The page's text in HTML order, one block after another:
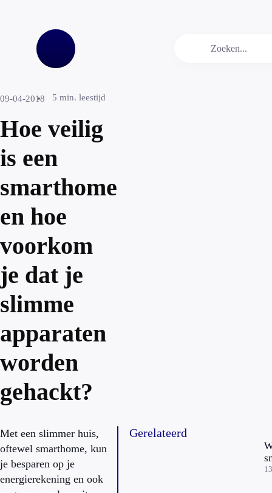
09-04-2018 5 min. leestijd
Hoe veilig
is een
smarthome
en hoe
voorkom
je dat je
slimme
apparaten
worden
gehackt?
Met een slimmer huis,
oftewel smarthome, kun
je besparen op je
energierekening en ook
Gerelateerd